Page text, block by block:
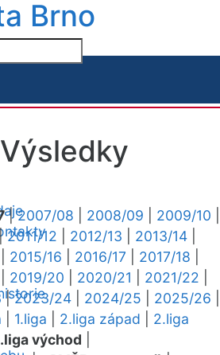
Brno
Výsledky
|2007/08 2008/09 2009/10
2011/12 2012/13 2013/14
2015/16 2016/17 2017/18
2019/20 2020/21 2021/22
|2023/24 2024/25 2025/26
1.liga 2.liga západ
2.liga
východ